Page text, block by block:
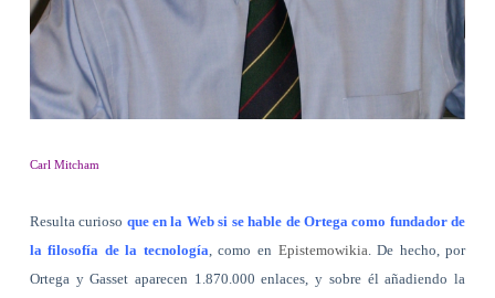
Carl Mitcham
Resulta curioso que en la Web si se hable de Ortega como fundador de
la filosofía de la tecnología, como en Epistemowikia. De hecho, por
Ortega y Gasset aparecen 1.870.000 enlaces, y sobre él añadiendo la